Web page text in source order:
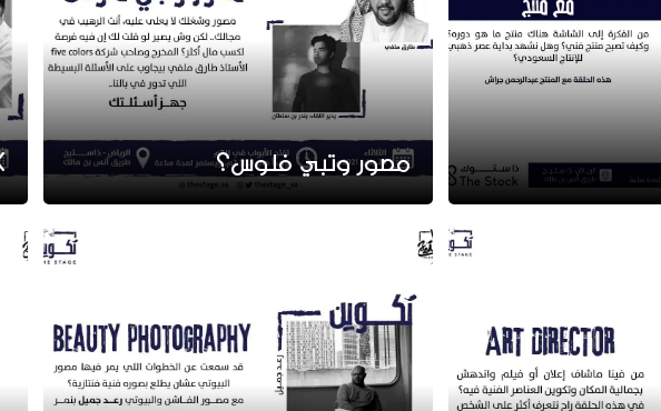
مصور وتبي فلوس؟